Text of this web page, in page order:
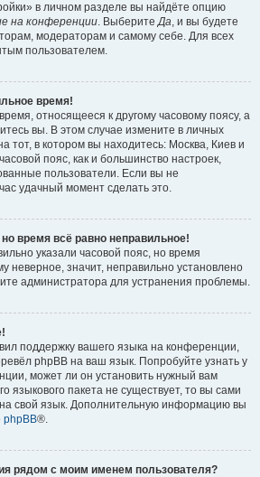
в личном разделе вы найдёте опцию
на конференции. ВыберитеДа, и вы будете
модераторам и самому себе. Для всех
пользователем.
время!
относящееся к другому часовому поясу, а
вы. В этом случае измените в личных
тот, в котором вы находитесь: Москва, Киев и
пояс, как и большинство настроек,
пользователи. Если вы не
удачный момент сделать это.
время всё равно неправильное!
указали часовой пояс, но время
неверное, значит, неправильно установлено
администратора для устранения проблемы.
поддержку вашего языка на конференции,
phpBB на ваш язык. Попробуйте узнать у
может ли он установить нужный вам
языкового пакета не существует, то вы сами
свой язык. Дополнительную информацию вы
phpBB®.
рядом с моим именем пользователя?